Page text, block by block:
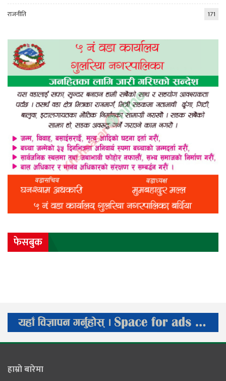
राजनीति
171
फेसबुक
हाम्राे बारेमा